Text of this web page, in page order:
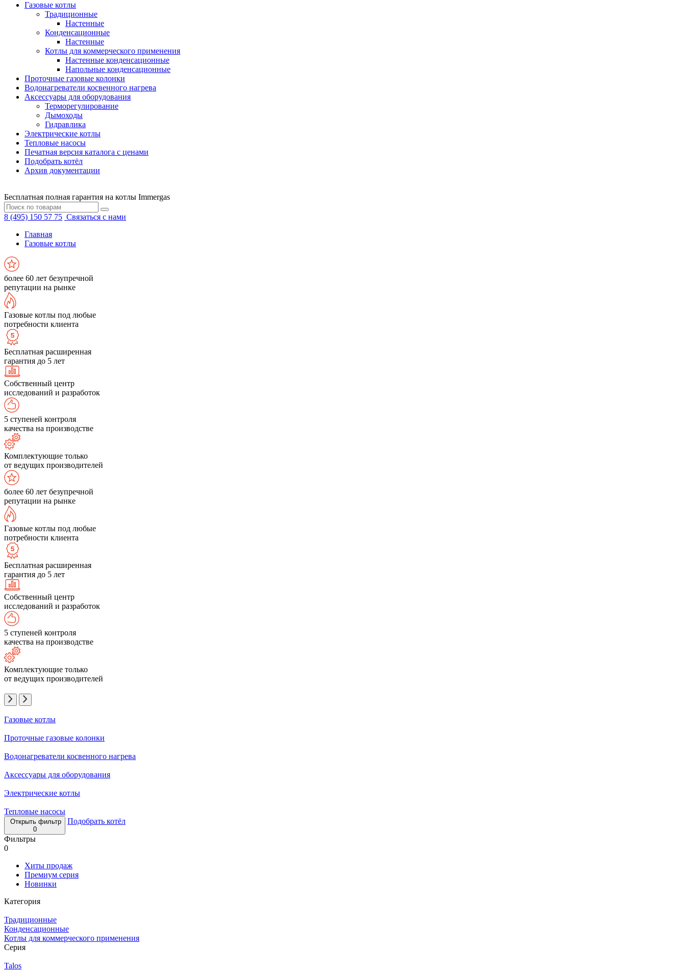
Газовые котлы
Традиционные
Настенные
Конденсационные
Настенные
Котлы для коммерческого применения
Настенные конденсационные
Напольные конденсационные
Проточные газовые колонки
Водонагреватели косвенного нагрева
Аксессуары для оборудования
Терморегулирование
Дымоходы
Гидравлика
Электрические котлы
Тепловые насосы
Печатная версия каталога с ценами
Подобрать котёл
Архив документации
Бесплатная полная гарантия на котлы Immergas
8 (495) 150 57 75 Связаться с нами
Главная
Газовые котлы
более 60 лет безупречной
репутации на рынке
Газовые котлы под любые
потребности клиента
Бесплатная расширенная
гарантия до 5 лет
Собственный центр
исследований и разработок
5 ступеней контроля
качества на производстве
Комплектующие только
от ведущих производителей
более 60 лет безупречной
репутации на рынке
Газовые котлы под любые
потребности клиента
Бесплатная расширенная
гарантия до 5 лет
Собственный центр
исследований и разработок
5 ступеней контроля
качества на производстве
Комплектующие только
от ведущих производителей
Газовые котлы
Проточные газовые колонки
Водонагреватели косвенного нагрева
Аксессуары для оборудования
Электрические котлы
Тепловые насосы
Открыть фильтр
0
Подобрать котёл
Фильтры
0
Хиты продаж
Премиум серия
Новинки
Категория
Традиционные
Конденсационные
Котлы для коммерческого применения
Серия
Talos